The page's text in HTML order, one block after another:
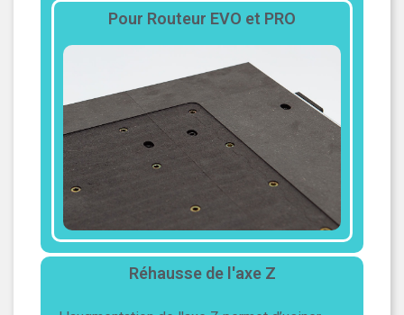
Pour Routeur EVO et PRO
Réhausse de l'axe Z